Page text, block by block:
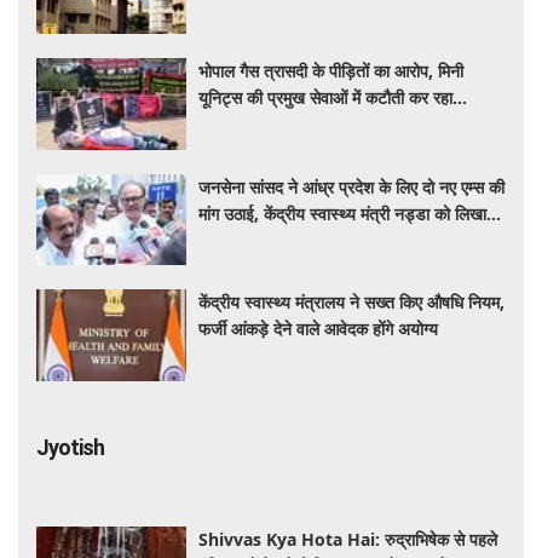
भोपाल गैस त्रासदी के पीड़ितों का आरोप, मिनी
यूनिट्स की प्रमुख सेवाओं में कटौती कर रहा
जनसेना सांसद ने आंध्र प्रदेश के लिए दो नए एम्स की
मांग उठाई, केंद्रीय स्वास्थ्य मंत्री नड्डा को लिखा
केंद्रीय स्वास्थ्य मंत्रालय ने सख्त किए औषधि नियम,
फर्जी आंकड़े देने वाले आवेदक होंगे अयोग्य
Jyotish
Shivvas Kya Hota Hai: रुद्राभिषेक से पहले